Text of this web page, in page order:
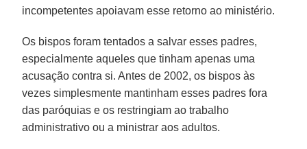
incompetentes apoiavam esse retorno ao ministério.
Os bispos foram tentados a salvar esses padres,
especialmente aqueles que tinham apenas uma
acusação contra si. Antes de 2002, os bispos às
vezes simplesmente mantinham esses padres fora
das paróquias e os restringiam ao trabalho
administrativo ou a ministrar aos adultos.